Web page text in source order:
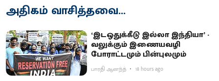
அதிகம் வாசித்தவை...
‘இடஒதுக்கீடு இல்லா இந்தியா’ -
வலுக்கும் இணையவழி
போராட்டமும் பின்புலமும்
பாரதி ஆனந்த் 18 hours ago